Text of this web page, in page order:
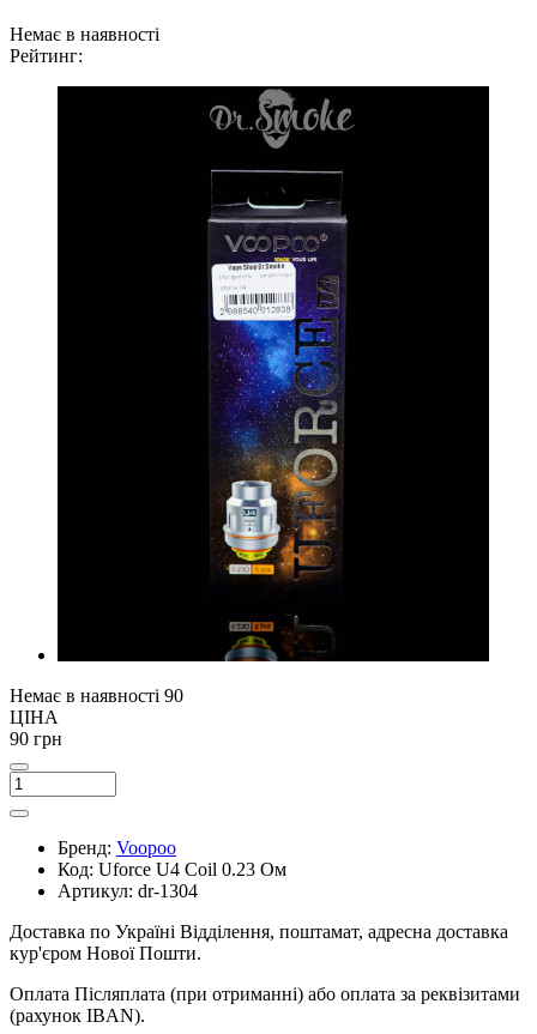
Немає в наявності
Рейтинг:
Немає в наявності 90
ЦІНА
90 грн
Бренд: Voopoo
Код: Uforce U4 Coil 0.23 Ом
Артикул: dr-1304
Доставка по Україні Відділення, поштамат, адресна доставка
кур'єром Нової Пошти.
Оплата Післяплата (при отриманні) або оплата за реквізитами
(рахунок IBAN).